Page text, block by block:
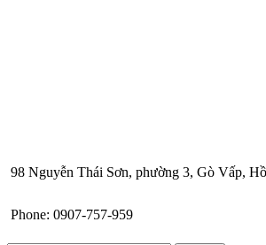
98 Nguyễn Thái Sơn, phường 3, Gò Vấp,
Phone: 0907-757-959